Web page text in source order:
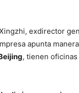
exdirector
apunta
, tienen